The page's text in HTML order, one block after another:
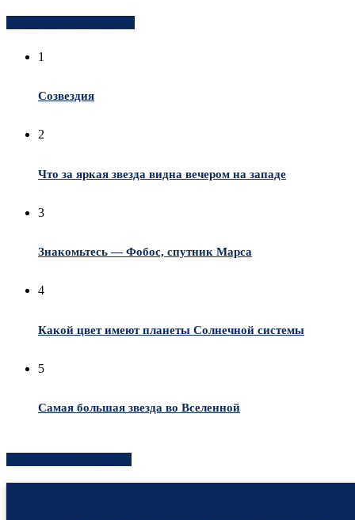
1
Созвездия
2
Что за яркая звезда видна вечером на западе
3
Знакомьтесь — Фобос, спутник Марса
4
Какой цвет имеют планеты Солнечной системы
5
Самая большая звезда во Вселенной